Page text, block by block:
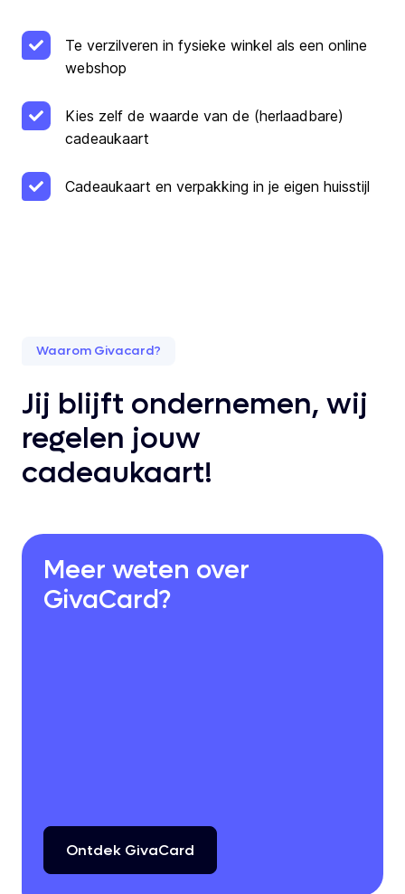
Te verzilveren in fysieke winkel als een online
webshop
Kies zelf de waarde van de (herlaadbare)
cadeaukaart
Cadeaukaart en verpakking in je eigen huisstijl
Waarom Givacard?
Jij blijft ondernemen, wij
regelen jouw
cadeaukaart!
Meer weten over
GivaCard?
Ontdek GivaCard